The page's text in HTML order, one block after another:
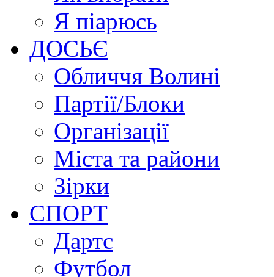
Я піарюсь
ДОСЬЄ
Обличчя Волині
Партії/Блоки
Організації
Міста та райони
Зірки
СПОРТ
Дартс
Футбол